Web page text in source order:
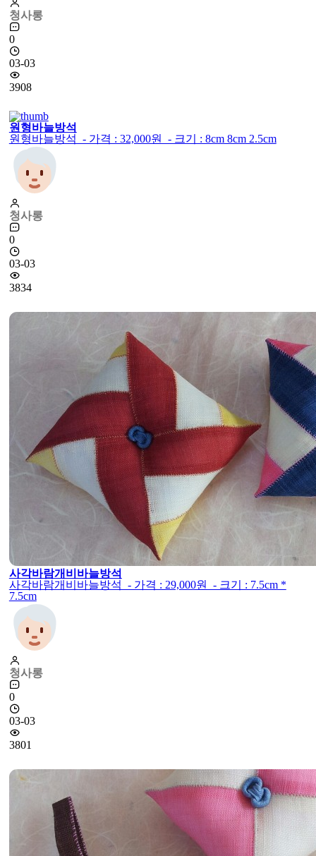
청사롱
0
03-03
3908
원형바늘방석
원형바늘방석 - 가격 : 32,000원 - 크기 : 8cm 8cm 2.5cm
청사롱
0
03-03
3834
사각바람개비바늘방석
사각바람개비바늘방석 - 가격 : 29,000원 - 크기 : 7.5cm *
7.5cm
청사롱
0
03-03
3801